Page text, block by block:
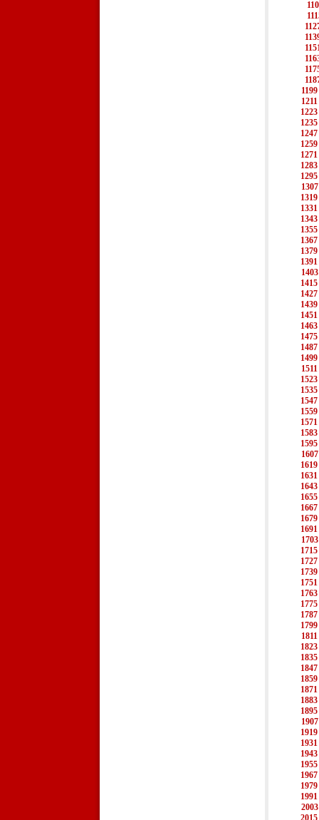
1199
1211
1223
1235
1247
1259
1271
1283
1295
1307
1319
1331
1343
1355
1367
1379
1391
1403
1415
1427
1439
1451
1463
1475
1487
1499
1511
1523
1535
1547
1559
1571
1583
1595
1607
1619
1631
1643
1655
1667
1679
1691
1703
1715
1727
1739
1751
1763
1775
1787
1799
1811
1823
1835
1847
1859
1871
1883
1895
1907
1919
1931
1943
1955
1967
1979
1991
2003
2015